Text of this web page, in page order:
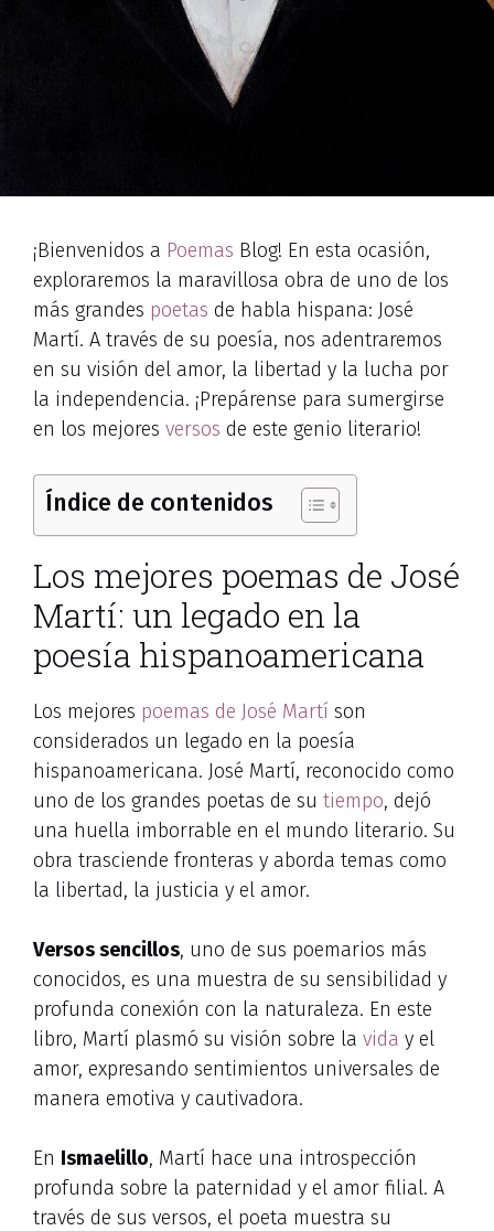
¡Bienvenidos a Poemas Blog! En esta ocasión,
exploraremos la maravillosa obra de uno de los
más grandes poetas de habla hispana: José
Martí. A través de su poesía, nos adentraremos
en su visión del amor, la libertad y la lucha por
la independencia. ¡Prepárense para sumergirse
en los mejores versos de este genio literario!
Índice de contenidos
Los mejores poemas de José
Martí: un legado en la
poesía hispanoamericana
Los mejores poemas de José Martí son
considerados un legado en la poesía
hispanoamericana. José Martí, reconocido como
uno de los grandes poetas de su tiempo, dejó
una huella imborrable en el mundo literario. Su
obra trasciende fronteras y aborda temas como
la libertad, la justicia y el amor.
Versos sencillos, uno de sus poemarios más
conocidos, es una muestra de su sensibilidad y
profunda conexión con la naturaleza. En este
libro, Martí plasmó su visión sobre la vida y el
amor, expresando sentimientos universales de
manera emotiva y cautivadora.
En Ismaelillo, Martí hace una introspección
profunda sobre la paternidad y el amor filial. A
través de sus versos, el poeta muestra su